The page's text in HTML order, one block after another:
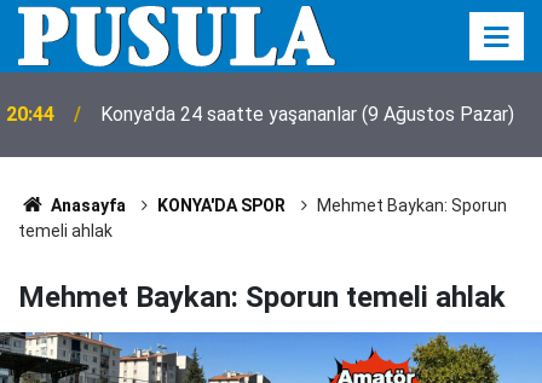
20:44 Konya'da 24 saatte yaşananlar (9 Ağustos Pazar)
Anasayfa KONYA'DA SPOR
Mehmet Baykan: Sporun
temeli ahlak
Mehmet Baykan: Sporun temeli ahlak